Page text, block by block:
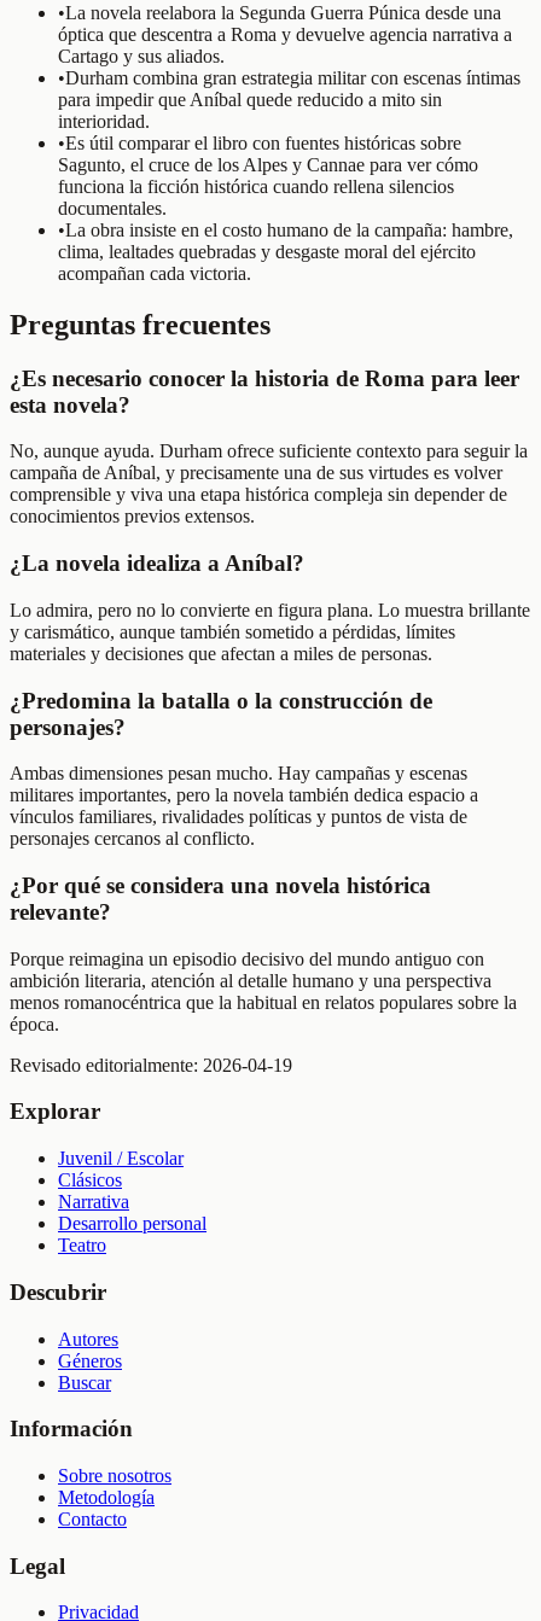
•La novela reelabora la Segunda Guerra Púnica desde una
óptica que descentra a Roma y devuelve agencia narrativa a
Cartago y sus aliados.
•Durham combina gran estrategia militar con escenas íntimas
para impedir que Aníbal quede reducido a mito sin
interioridad.
•Es útil comparar el libro con fuentes históricas sobre
Sagunto, el cruce de los Alpes y Cannae para ver cómo
funciona la ficción histórica cuando rellena silencios
documentales.
•La obra insiste en el costo humano de la campaña: hambre,
clima, lealtades quebradas y desgaste moral del ejército
acompañan cada victoria.
Preguntas frecuentes
¿Es necesario conocer la historia de Roma para leer
esta novela?
No, aunque ayuda. Durham ofrece suficiente contexto para seguir la
campaña de Aníbal, y precisamente una de sus virtudes es volver
comprensible y viva una etapa histórica compleja sin depender de
conocimientos previos extensos.
¿La novela idealiza a Aníbal?
Lo admira, pero no lo convierte en figura plana. Lo muestra brillante
y carismático, aunque también sometido a pérdidas, límites
materiales y decisiones que afectan a miles de personas.
¿Predomina la batalla o la construcción de
personajes?
Ambas dimensiones pesan mucho. Hay campañas y escenas
militares importantes, pero la novela también dedica espacio a
vínculos familiares, rivalidades políticas y puntos de vista de
personajes cercanos al conflicto.
¿Por qué se considera una novela histórica
relevante?
Porque reimagina un episodio decisivo del mundo antiguo con
ambición literaria, atención al detalle humano y una perspectiva
menos romanocéntrica que la habitual en relatos populares sobre la
época.
Revisado editorialmente: 2026-04-19
Explorar
Juvenil / Escolar
Clásicos
Narrativa
Desarrollo personal
Teatro
Descubrir
Autores
Géneros
Buscar
Información
Sobre nosotros
Metodología
Contacto
Legal
Privacidad